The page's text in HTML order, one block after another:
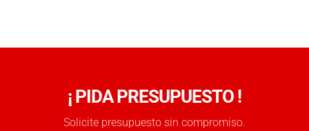
¡ PIDA PRESUPUESTO !
Solicite presupuesto sin compromiso.